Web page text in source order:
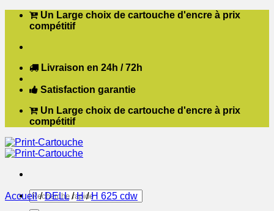
Passer Un Large choix de cartouche d'encre à prix
compétitif
Livraison en 24h / 72h
Satisfaction garantie
Un Large choix de cartouche d'encre à prix
compétitif
Recherche
pour :
Accueil / DELL / H / H 625 cdw